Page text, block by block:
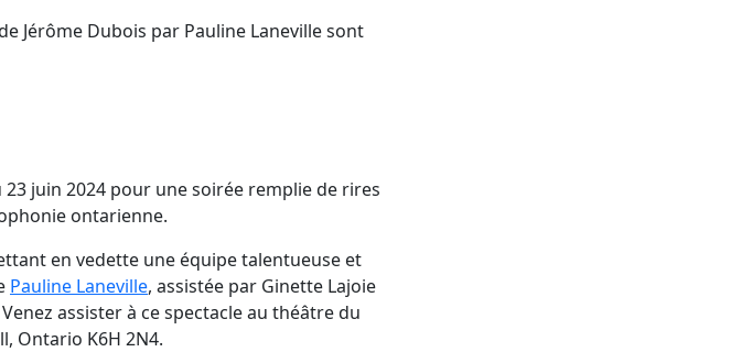
Jérôme Dubois par Pauline Laneville sont
juin 2024 pour une soirée remplie de rires
ontarienne.
en vedette une équipe talentueuse et
Pauline Laneville, assistée par Ginette Lajoie
Venez assister à ce spectacle au théâtre du
Ontario K6H 2N4.